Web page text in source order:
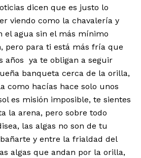
dicen que es justo lo
viendo como la chavalería y
el agua sin el más mínimo
pero para ti está más fría que
años ya te obligan a seguir
banqueta cerca de la orilla,
como hacías hace solo unos
es misión imposible, te sientes
la arena, pero sobre todo
las algas no son de tu
y entre la frialdad del
algas que andan por la orilla,